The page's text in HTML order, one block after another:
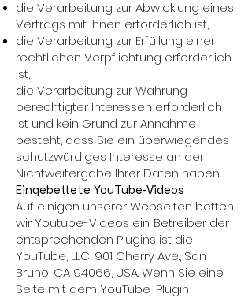
die Verarbeitung zur Abwicklung eines
Vertrags mit Ihnen erforderlich ist,
die Verarbeitung zur Erfüllung einer
rechtlichen Verpflichtung erforderlich
ist,
die Verarbeitung zur Wahrung
berechtigter Interessen erforderlich
ist und kein Grund zur Annahme
besteht, dass Sie ein überwiegendes
schutzwürdiges Interesse an der
Nichtweitergabe Ihrer Daten haben.
Eingebettete YouTube-Videos
Auf einigen unserer Webseiten betten
wir Youtube-Videos ein. Betreiber der
entsprechenden Plugins ist die
YouTube, LLC, 901 Cherry Ave., San
Bruno, CA 94066, USA. Wenn Sie eine
Seite mit dem YouTube-Plugin